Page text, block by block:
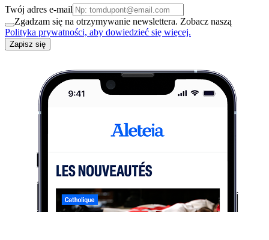
Twój adres e-mail
Zgadzam się na otrzymywanie newslettera. Zobacz naszą
Polityka prywatności, aby dowiedzieć się więcej.
Zapisz się